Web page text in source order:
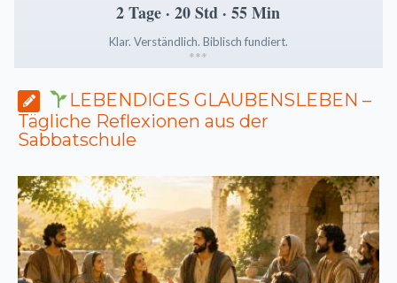
2 Tage · 20 Std · 55 Min
Klar. Verständlich. Biblisch fundiert.
***
LEBENDIGES GLAUBENSLEBEN –
Tägliche Reflexionen aus der
Sabbatschule